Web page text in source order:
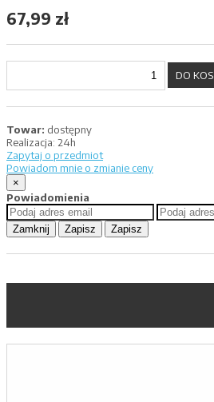
67,99 zł
Towar: dostępny
Realizacja: 24h
Zapytaj o przedmiot
Powiadom mnie o zmianie ceny
×
Powiadomienia
Zamknij Zapisz Zapisz